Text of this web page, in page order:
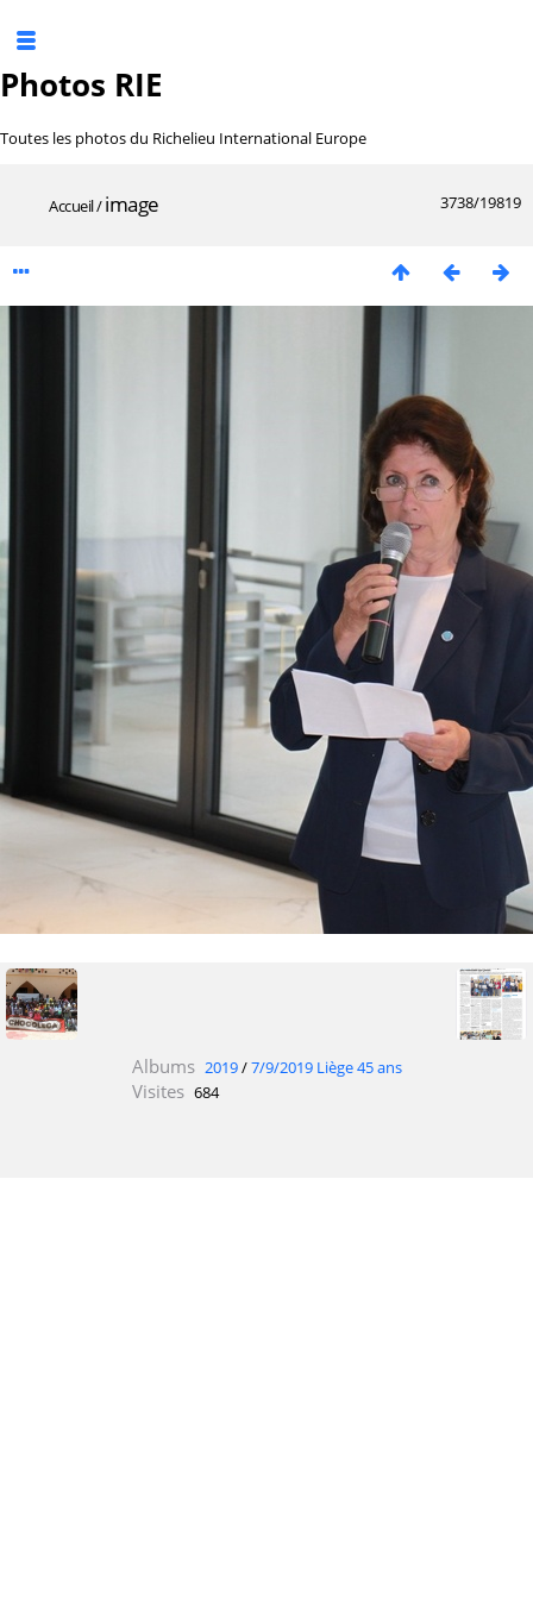
Photos RIE
Toutes les photos du Richelieu International Europe
3738/19819
Accueil/image
Albums 2019/7/9/2019 Liège 45 ans
Visites 684